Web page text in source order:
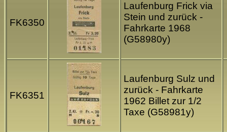
FK6350
Laufenburg Frick via
Stein und zurück -
Fahrkarte 1968
(G58980y)
FK6351
Laufenburg Sulz und
zurück - Fahrkarte
1962 Billet zur 1/2
Taxe (G58981y)